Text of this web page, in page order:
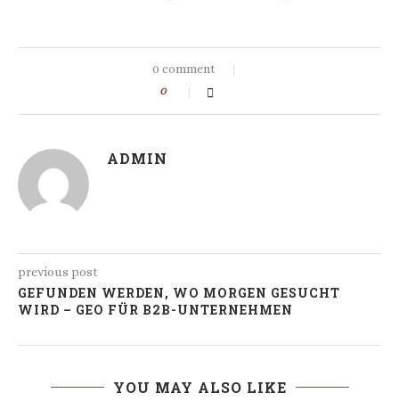
0 comment
0
ADMIN
previous post
GEFUNDEN WERDEN, WO MORGEN GESUCHT
WIRD – GEO FÜR B2B-UNTERNEHMEN
YOU MAY ALSO LIKE